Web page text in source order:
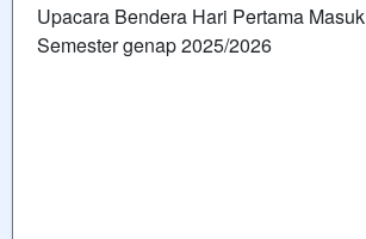
Upacara Bendera Hari Pertama Masuk
Semester genap 2025/2026